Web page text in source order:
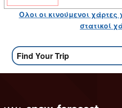
Ολοι οι κινούμενοι χάρτες
στατικοί
Find Your Trip